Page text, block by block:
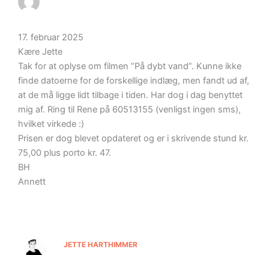
17. februar 2025
Kære Jette
Tak for at oplyse om filmen “På dybt vand”. Kunne ikke
finde datoerne for de forskellige indlæg, men fandt ud af,
at de må ligge lidt tilbage i tiden. Har dog i dag benyttet
mig af. Ring til Rene på 60513155 (venligst ingen sms),
hvilket virkede :)
Prisen er dog blevet opdateret og er i skrivende stund kr.
75,00 plus porto kr. 47.
BH
Annett
JETTE HARTHIMMER